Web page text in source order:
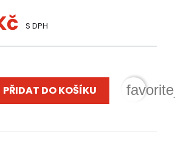
S DPH
PŘIDAT DO KOŠÍKU